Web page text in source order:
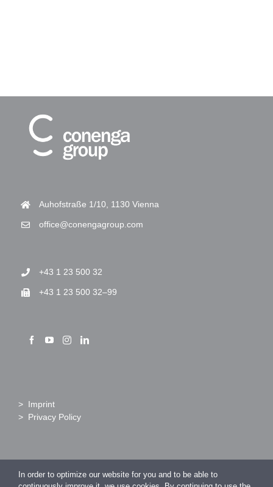
Auhofstraße 1/10, 1130 Vienna
office@conengagroup.com
+43 1 23 500 32
+43 1 23 500 32–99
> Imprint
> Privacy Policy
COPYRIGHT 2026 CONENGA Group GmbH
In order to optimize our website for you and to be able to